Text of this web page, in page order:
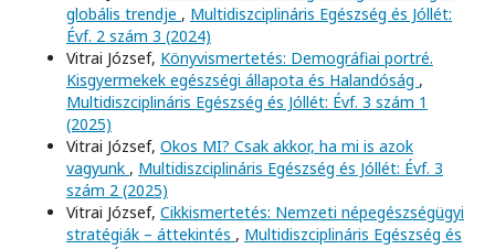
globális trendje , Multidiszciplináris Egészség és Jóllét:
Évf. 2 szám 3 (2024)
Vitrai József, Könyvismertetés: Demográfiai portré.
Kisgyermekek egészségi állapota és Halandóság ,
Multidiszciplináris Egészség és Jóllét: Évf. 3 szám 1
(2025)
Vitrai József, Okos MI? Csak akkor, ha mi is azok
vagyunk , Multidiszciplináris Egészség és Jóllét: Évf. 3
szám 2 (2025)
Vitrai József, Cikkismertetés: Nemzeti népegészségügyi
stratégiák – áttekintés , Multidiszciplináris Egészség és